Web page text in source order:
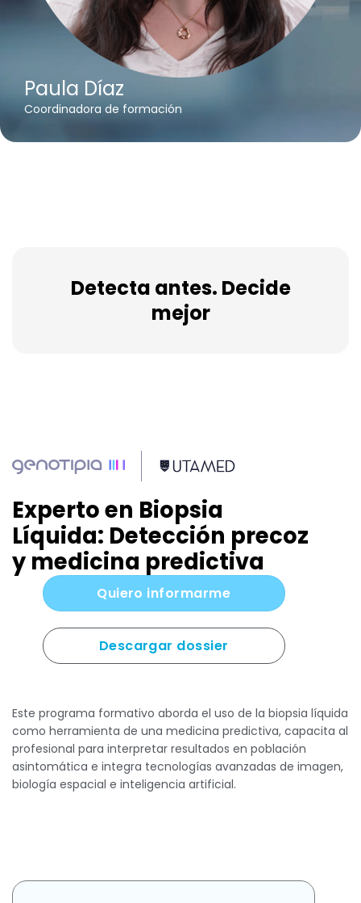
Paula Díaz
Coordinadora de formación
Detecta antes. Decide
mejor
Experto en Biopsia
Líquida: Detección precoz
y medicina predictiva
Quiero informarme
Descargar dossier
Este programa formativo aborda el uso de la biopsia líquida
como herramienta de una medicina predictiva, capacita al
profesional para interpretar resultados en población
asintomática e integra tecnologías avanzadas de imagen,
biología espacial e inteligencia artificial.